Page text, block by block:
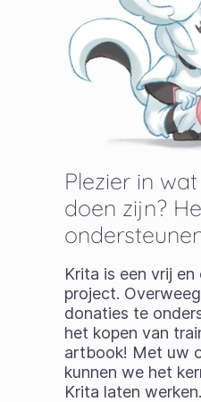
Plezier in
doen zijn?
Krita is een vrij
project.
donaties te
het kopen van
artbook! Met uw
kunnen we het
Krita laten werken.